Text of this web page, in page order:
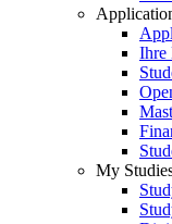
Ihre
My